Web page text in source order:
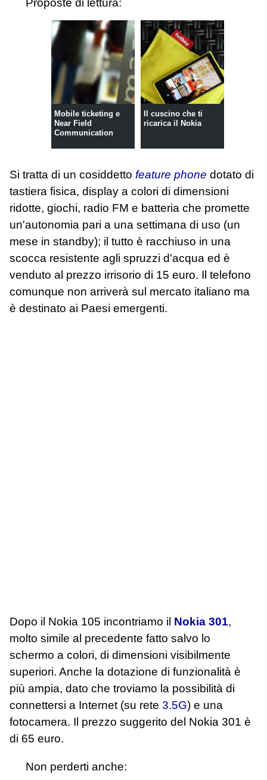
Proposte di lettura:
Mobile ticketing e
Near Field
Communication
Il cuscino che ti
ricarica il Nokia
Si tratta di un cosiddetto feature phone dotato di
tastiera fisica, display a colori di dimensioni
ridotte, giochi, radio FM e batteria che promette
un'autonomia pari a una settimana di uso (un
mese in standby); il tutto è racchiuso in una
scocca resistente agli spruzzi d'acqua ed è
venduto al prezzo irrisorio di 15 euro. Il telefono
comunque non arriverà sul mercato italiano ma
è destinato ai Paesi emergenti.
Dopo il Nokia 105 incontriamo il Nokia 301,
molto simile al precedente fatto salvo lo
schermo a colori, di dimensioni visibilmente
superiori. Anche la dotazione di funzionalità è
più ampia, dato che troviamo la possibilità di
connettersi a Internet (su rete 3.5G) e una
fotocamera. Il prezzo suggerito del Nokia 301 è
di 65 euro.
Non perderti anche: